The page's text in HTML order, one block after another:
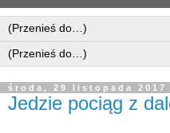
środa, 29 listopada 2017
Jedzie pociąg z